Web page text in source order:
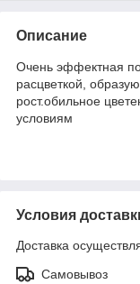
Описание
Очень эффектная
расцветкой,
рост.обильное
условиям
Условия
Доставка
Самовывоз